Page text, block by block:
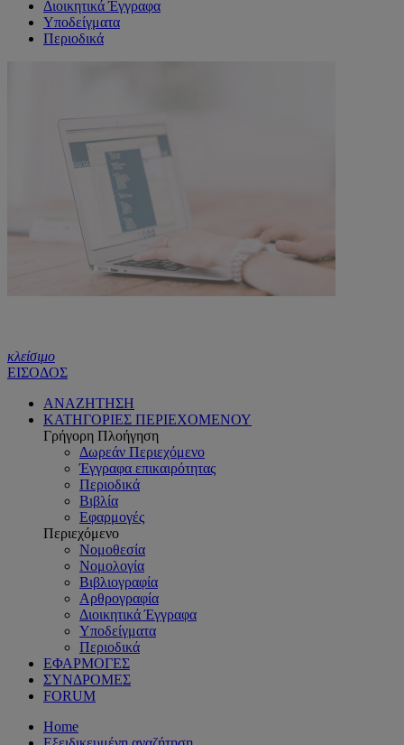
Διοικητικά Έγγραφα
Υποδείγματα
Περιοδικά
κλείσιμο
ΕΙΣΟΔΟΣ
ΑΝΑΖΗΤΗΣΗ
ΚΑΤΗΓΟΡΙΕΣ ΠΕΡΙΕΧΟΜΕΝΟΥ
Γρήγορη Πλοήγηση
Δωρεάν Περιεχόμενο
Έγγραφα επικαιρότητας
Περιοδικά
Βιβλία
Εφαρμογές
Περιεχόμενο
Νομοθεσία
Νομολογία
Βιβλιογραφία
Αρθρογραφία
Διοικητικά Έγγραφα
Υποδείγματα
Περιοδικά
ΕΦΑΡΜΟΓΕΣ
ΣΥΝΔΡΟΜΕΣ
FORUM
Home